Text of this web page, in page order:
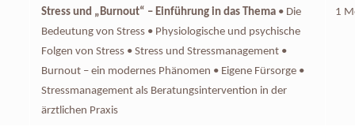
Stress und „Burnout“ – Einführung in das Thema • Die
Bedeutung von Stress • Physiologische und psychische
Folgen von Stress • Stress und Stressmanagement •
Burnout – ein modernes Phänomen • Eigene Fürsorge •
Stressmanagement als Beratungsintervention in der
ärztlichen Praxis
1